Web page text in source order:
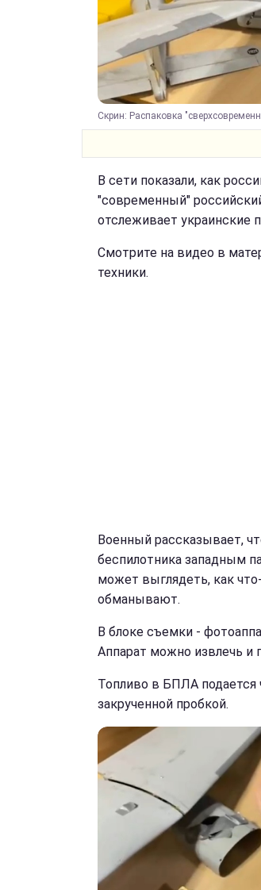
Скрин: Распаковка
В сети показали, как
"современный"
отслеживает украинские
Смотрите на видео в
техники.
Военный рассказывает,
беспилотника западным
может выглядеть, как
обманывают.
В блоке съемки -
Аппарат можно извлечь и
Топливо в БПЛА подается
закрученной пробкой.